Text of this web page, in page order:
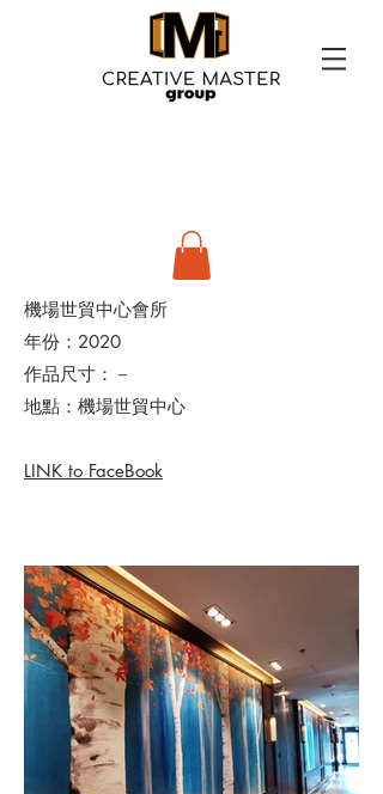
機場世貿中心會所
年份：2020
作品尺寸：－
地點：機場世貿中心
LINK to FaceBook